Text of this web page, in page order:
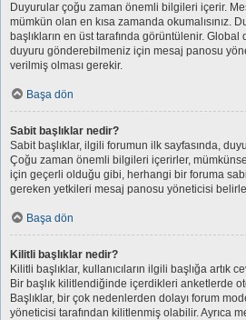
Duyurular çoğu zaman önemli bilgileri içerir.
mümkün olan en kısa zamanda okumalısınız.
başlıkların en üst tarafında görüntülenir.
duyuru gönderebilmeniz için mesaj panosu
verilmiş olması gerekir.
Başa dön
Sabit başlıklar nedir?
Sabit başlıklar, ilgili forumun ilk sayfasında,
Çoğu zaman önemli bilgileri içerirler,
için geçerli olduğu gibi, herhangi bir foruma
gereken yetkileri mesaj panosu yöneticisi
Başa dön
Kilitli başlıklar nedir?
Kilitli başlıklar, kullanıcıların ilgili başlığa artık
Bir başlık kilitlendiğinde içerdikleri anketlerde
Başlıklar, bir çok nedenlerden dolayı forum
yöneticisi tarafından kilitlenmiş olabilir. Ayrıca